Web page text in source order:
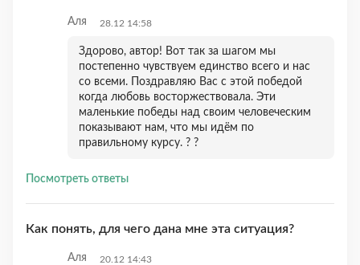
Аля 28.12 14:58
Здорово, автор! Вот так за шагом мы
постепенно чувствуем единство всего и нас
со всеми. Поздравляю Вас с этой победой
когда любовь восторжествовала. Эти
маленькие победы над своим человеческим
показывают нам, что мы идём по
правильному курсу. ? ?
Посмотреть ответы
Как понять, для чего дана мне эта ситуация?
Аля 20.12 14:43